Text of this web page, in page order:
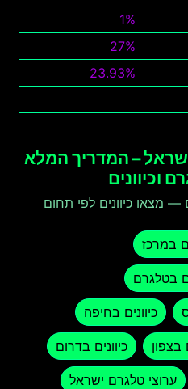
1%
27%
23.93%
– המדריך המלא
וכיוונים
— מצאו כיוונים לפי תחום
במרכז
בטלגרם
כיוונים בחיפה
בצפון כיוונים בדרום
ערוצי טלגרם ישראל